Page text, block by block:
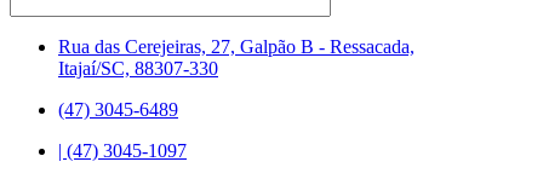
Rua das Cerejeiras, 27, Galpão B - Ressacada,
Itajaí/SC, 88307-330
(47) 3045-6489
| (47) 3045-1097